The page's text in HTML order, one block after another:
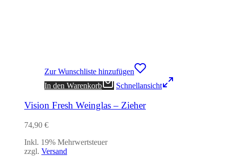
Zur Wunschliste hinzufügen
In den Warenkorb
Schnellansicht
Vision Fresh Weinglas – Zieher
74,90 €
Inkl. 19% Mehrwertsteuer
zzgl. Versand